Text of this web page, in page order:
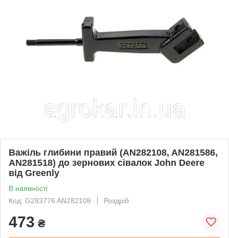
Важіль глибини правий (AN282108, AN281586,
AN281518) до зернових сівалок John Deere
від Greenly
В наявності
Код: G283776 AN282108
Роздріб
473 ₴